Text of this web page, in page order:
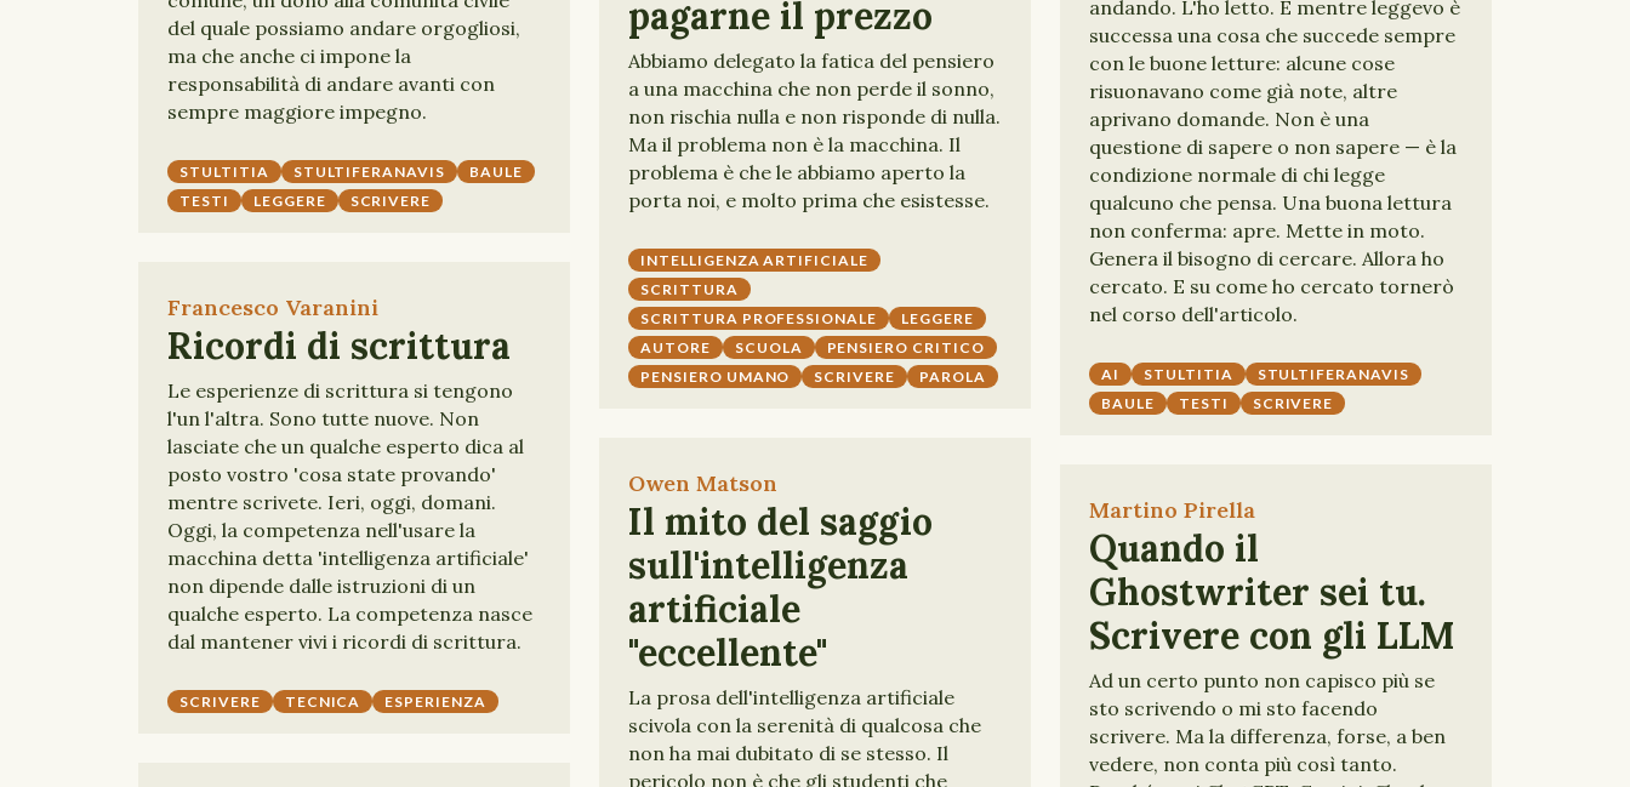
andando. L'ho letto. E mentre leggevo è
successa una cosa che succede sempre
con le buone letture: alcune cose
risuonavano come già note, altre
aprivano domande. Non è una
questione di sapere o non sapere — è la
condizione normale di chi legge
qualcuno che pensa. Una buona lettura
non conferma: apre. Mette in moto.
Genera il bisogno di cercare. Allora ho
cercato. E su come ho cercato tornerò
nel corso dell'articolo.
AI STULTITIA
STULTIFERANAVIS
BAULE
TESTI SCRIVERE
del quale possiamo andare orgogliosi,
ma che anche ci impone la
responsabilità di andare avanti con
sempre maggiore impegno.
STULTITIA STULTIFERANAVIS
BAULE
TESTI
LEGGERE SCRIVERE
pagarne il prezzo
Abbiamo delegato la fatica del pensiero
a una macchina che non perde il sonno,
non rischia nulla e non risponde di nulla.
Ma il problema non è la macchina. Il
problema è che le abbiamo aperto la
porta noi, e molto prima che esistesse.
INTELLIGENZA ARTIFICIALE
SCRITTURA
SCRITTURA PROFESSIONALE
LEGGERE
AUTORE
SCUOLA
PENSIERO CRITICO
PENSIERO UMANO
SCRIVERE PAROLA
Francesco Varanini
Ricordi di scrittura
Le esperienze di scrittura si tengono
l'un l'altra. Sono tutte nuove. Non
lasciate che un qualche esperto dica al
posto vostro 'cosa state provando'
mentre scrivete. Ieri, oggi, domani.
Oggi, la competenza nell'usare la
macchina detta 'intelligenza artificiale'
non dipende dalle istruzioni di un
qualche esperto. La competenza nasce
dal mantener vivi i ricordi di scrittura.
SCRIVERE TECNICA ESPERIENZA
Owen Matson
Il mito del saggio
sull'intelligenza
artificiale
"eccellente"
La prosa dell'intelligenza artificiale
scivola con la serenità di qualcosa che
non ha mai dubitato di se stesso. Il
pericolo non è che gli studenti che
Martino Pirella
Quando il
Ghostwriter sei tu.
Scrivere con gli LLM
Ad un certo punto non capisco più se
sto scrivendo o mi sto facendo
scrivere. Ma la differenza, forse, a ben
vedere, non conta più così tanto.